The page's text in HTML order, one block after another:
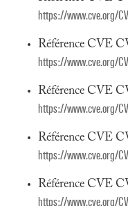
https://www.cve.org/
Référence CVE
https://www.cve.org/
Référence CVE
https://www.cve.org/
Référence CVE
https://www.cve.org/
Référence CVE
https://www.cve.org/